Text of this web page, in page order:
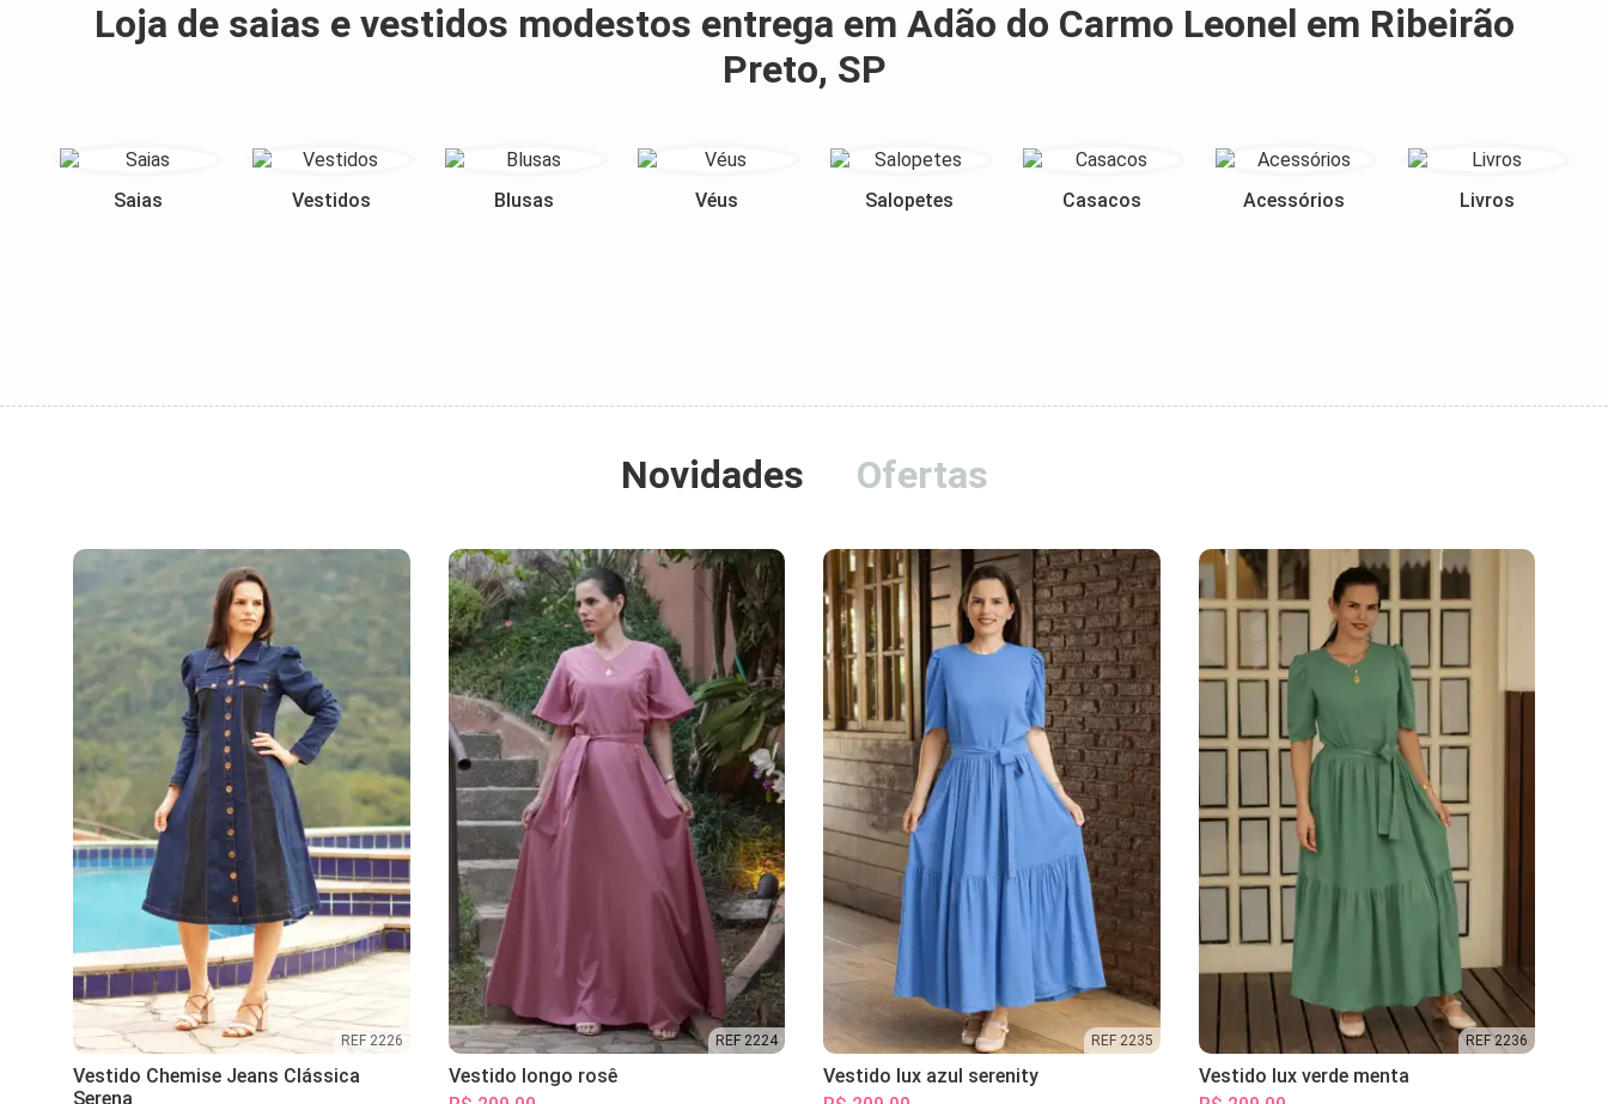
Loja de saias e vestidos modestos entrega em Adão do Carmo Leonel em Ribeirão
Preto, SP
Saias Vestidos Blusas Véus Salopetes Casacos Acessórios Livros
Novidades Ofertas
REF 2226
Vestido Chemise Jeans Clássica
Serena
REF 2224
Vestido longo rosê
REF 2235
Vestido lux azul serenity
REF 2236
Vestido lux verde menta